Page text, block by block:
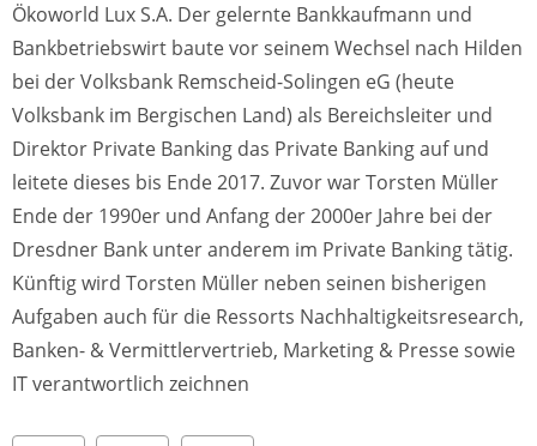
Ökoworld Lux S.A. Der gelernte Bankkaufmann und
Bankbetriebswirt baute vor seinem Wechsel nach Hilden
bei der Volksbank Remscheid-Solingen eG (heute
Volksbank im Bergischen Land) als Bereichsleiter und
Direktor Private Banking das Private Banking auf und
leitete dieses bis Ende 2017. Zuvor war Torsten Müller
Ende der 1990er und Anfang der 2000er Jahre bei der
Dresdner Bank unter anderem im Private Banking tätig.
Künftig wird Torsten Müller neben seinen bisherigen
Aufgaben auch für die Ressorts Nachhaltigkeitsresearch,
Banken- & Vermittlervertrieb, Marketing & Presse sowie
IT verantwortlich zeichnen